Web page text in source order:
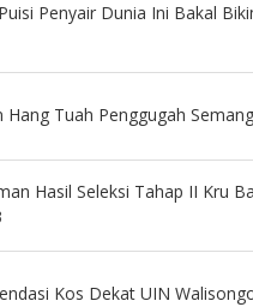
Penyair Dunia Ini Bakal
Hang Tuah Penggugah
Hasil Seleksi Tahap II Kru
Kos Dekat UIN